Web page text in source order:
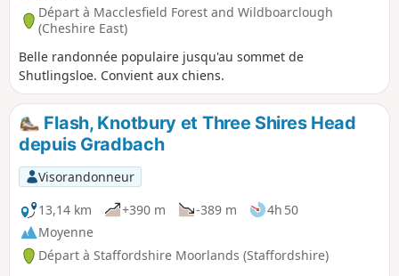
Départ à Macclesfield Forest and Wildboarclough
(Cheshire East)
Belle randonnée populaire jusqu'au sommet de
Shutlingsloe. Convient aux chiens.
Flash, Knotbury et Three Shires Head
depuis Gradbach
Visorandonneur
13,14 km
+390 m -389 m
4h 50
Moyenne
Départ à Staffordshire Moorlands (Staffordshire)